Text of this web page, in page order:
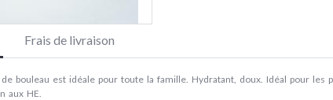
Frais de livraison
bouleau est idéale pour toute la famille. Hydratant, doux. Idéal pour
aux HE.